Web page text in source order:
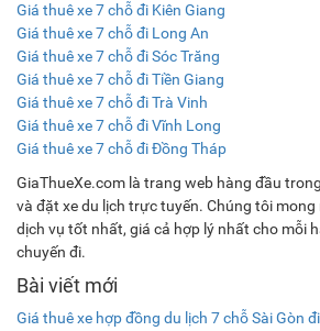
Giá thuê xe 7 chỗ đi Kiên Giang
Giá thuê xe 7 chỗ đi Long An
Giá thuê xe 7 chỗ đi Sóc Trăng
Giá thuê xe 7 chỗ đi Tiền Giang
Giá thuê xe 7 chỗ đi Trà Vinh
Giá thuê xe 7 chỗ đi Vĩnh Long
Giá thuê xe 7 chỗ đi Đồng Tháp
GiaThueXe.com là trang web hàng đầu
và đặt xe du lịch trực tuyến. Chúng tôi
dịch vụ tốt nhất, giá cả hợp lý nhất cho mỗi
chuyến đi.
Bài viết mới
Giá thuê xe hợp đồng du lịch 7 chỗ Sài Gòn